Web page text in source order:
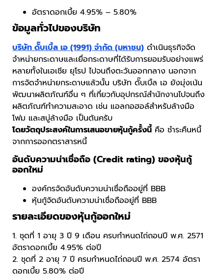
อัตราดอกเบี้ย 4.95% – 5.80%
ข้อมูลทั่วไปของบริษัท
บริษัท ดั๊บเบิ้ล เอ (1991) จำกัด (มหาชน)ดำเนินธุรกิจจัด
จำหน่ายกระดาษและเยื่อกระดาษที่ได้รับการยอมรับอย่างแพร่
หลายทั้งในเอเชีย ยุโรป ไปจนถึงตะวันออกกลาง นอกจาก
การจัดจำหน่ายกระดาษแล้วนั้น บริษัท ดั๊บเบิ้ล เอ ยังมุ่งเน้น
พัฒนาผลิตภัณฑ์อื่น ๆ ที่เกี่ยวกับอุปกรณ์สำนักงานไปจนถึง
ผลิตภัณฑ์ทำความสะอาด เช่น แอลกอฮอล์สำหรับล้างมือ
โฟม และสบู่ล้างมือ เป็นต้นครับ
โดยวัตถุประสงค์ในการเสนอขายหุ้นกู้ครั้งนี้ คือ ชำระคืนหนี้
จากการออกตราสารหนี้
อันดับความน่าเชื่อถือ (Credit rating) ของหุ้นกู้
ออกใหม่
องค์กรจัดอันดับความน่าเชื่อถืออยู่ที่ BBB
หุ้นกู้จัดอันดับความน่าเชื่อถืออยู่ที่ BBB
รายละเอียดของหุ้นกู้ออกใหม่
1. ชุดที่ 1 อายุ 3 ปี 9 เดือน ครบกำหนดไถ่ถอนปี พ.ศ. 2571
อัตราดอกเบี้ย 4.95% ต่อปี
2. ชุดที่ 2 อายุ 7 ปี ครบกำหนดไถ่ถอนปี พ.ศ. 2574 อัตรา
ดอกเบี้ย 5.80% ต่อปี